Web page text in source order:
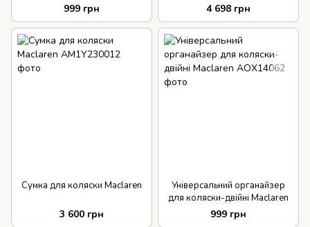
999 грн 4 698 грн
Сумка для коляски Maclaren
3 600 грн
Універсальний органайзер
для коляски-двійні Maclaren
999 грн